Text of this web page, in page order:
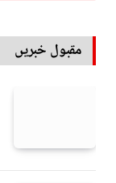
مقبول خبریں